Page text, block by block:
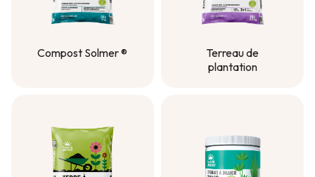
Compost Solmer ®
Terreau de
plantation